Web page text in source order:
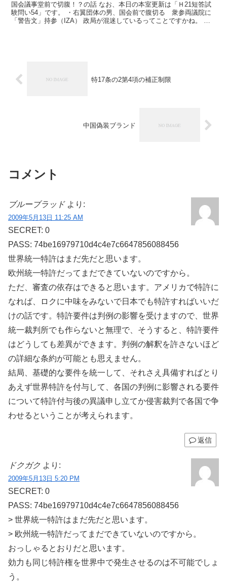
国会議事堂前で切腹！？の話 なお、本日の本室更新は「Ｈ21短答試
験問い54」です。 ・右翼団体の男、国会前で腹切る 衆参両議院に
「警告文」持参（IZA） 政局が混迷しているってことですかね。 何
特17条の2第4項の補正制限
中国偽装ブランド
コメント
ブルーブラッド より:
2009年5月13日 11:25 AM
SECRET: 0
PASS: 74be16979710d4c4e7c6647856088456
世界統一特許はまだ先だと思います。
欧州統一特許だってまだできていないのですから。
ただ、審査の依存はできると思います。アメリカで特許に
なれば、ロクに中味をみないで日本でも特許すればいいだ
けの話です。特許要件は判例の影響を受けますので、世界
統一裁判所でも作らないと無理で、そうすると、特許要件
はどうしても差異ができます。判例の解釈を許さないほど
の詳細な条約が可能とも思えません。
結局、基礎的な要件を統一して、それさえ具備すればとり
あえず世界特許を付与して、各国の判例に影響される要件
について特許付与後の異議申し立てか侵害裁判で各国で争
わせるということが考えられます。
返信
ドクガク より:
2009年5月13日 5:20 PM
SECRET: 0
PASS: 74be16979710d4c4e7c6647856088456
> 世界統一特許はまだ先だと思います。
> 欧州統一特許だってまだできていないのですから。
おっしゃるとおりだと思います。
効力も同じ特許権を世界中で発生させるのは不可能でしょ
う。